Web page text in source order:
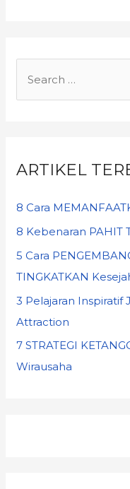
ARTIKEL
8 Cara
8 Kebenaran PAHIT
5 Cara
TINGKATKAN
3 Pelajaran Inspiratif
Attraction
7 STRATEGI
Wirausaha